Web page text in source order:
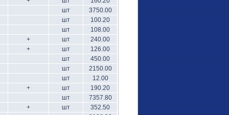
шт
3750.00
шт
100.20
шт
108.00
+
шт
240.00
+
шт
126.00
шт
450.00
шт
2150.00
шт
12.00
+
шт
190.20
шт
7357.80
+
шт
352.50